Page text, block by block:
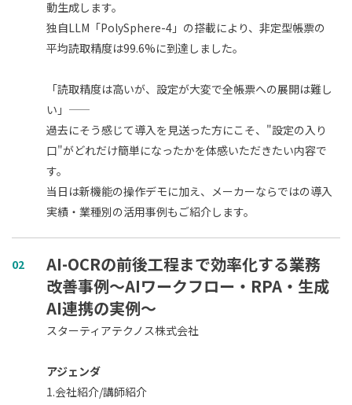
動生成します。
独自LLM「PolySphere-4」の搭載により、非定型帳票の
平均読取精度は99.6%に到達しました。
「読取精度は高いが、設定が大変で全帳票への展開は難し
い」――
過去にそう感じて導入を見送った方にこそ、"設定の入り
口"がどれだけ簡単になったかを体感いただきたい内容で
す。
当日は新機能の操作デモに加え、メーカーならではの導入
実績・業種別の活用事例もご紹介します。
02
AI-OCRの前後工程まで効率化する業務
改善事例～AIワークフロー・RPA・生成
AI連携の実例～
スターティアテクノス株式会社
アジェンダ
1.会社紹介/講師紹介